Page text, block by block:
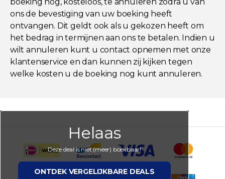
ons de bevestiging van uw boeking heeft
ontvangen. Dit geldt ook als u gekozen heeft om
het bedrag in termijnen aan ons te betalen. Indien u
wilt annuleren kunt u contact opnemen met onze
klantenservice en dan kunnen zij kijken tegen
welke kosten u de boeking nog kunt annuleren.
Helaas
Deze deal is niet (meer) boekbaar!
ONTDEK VERGELIJKBARE DEALS